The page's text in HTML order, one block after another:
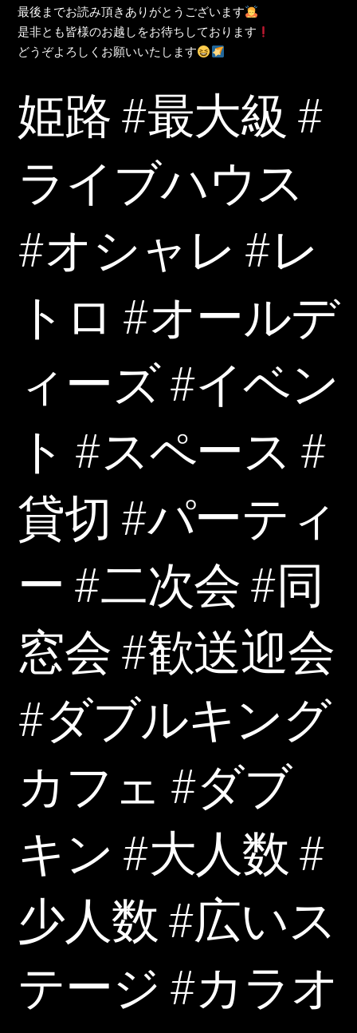
最後までお読み頂きありがとうございます
是非とも皆様のお越しをお待ちしております
どうぞよろしくお願いいたします
姫路 #最大級 #
ライブハウス
#オシャレ #レ
トロ #オールデ
ィーズ #イベン
ト #スペース #
貸切 #パーティ
ー #二次会 #同
窓会 #歓送迎会
#ダブルキング
カフェ #ダブ
キン #大人数 #
少人数 #広いス
テージ #カラオ